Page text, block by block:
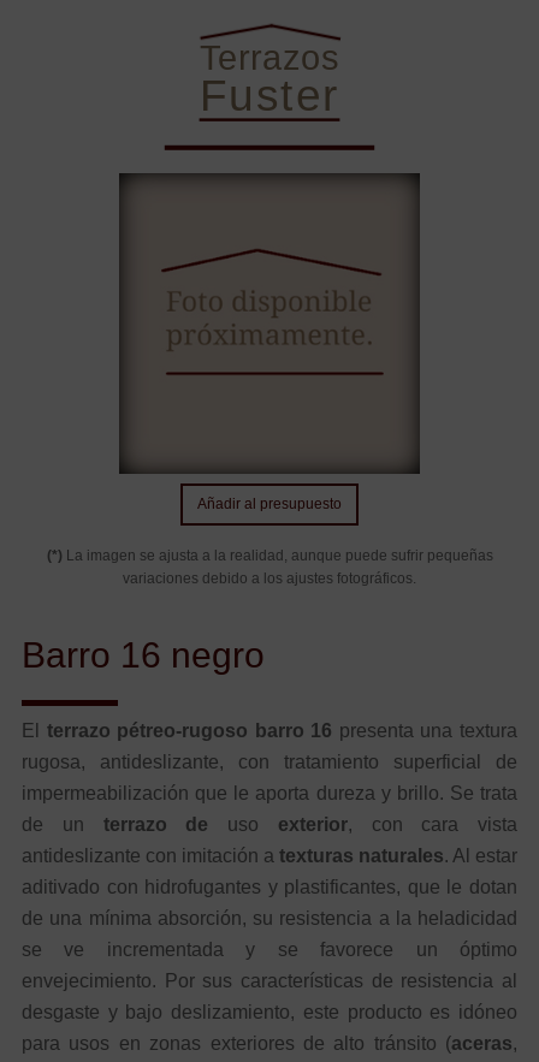
Terrazos
Fuster
Añadir al presupuesto
(*) La imagen se ajusta a la realidad, aunque puede sufrir pequeñas
variaciones debido a los ajustes fotográficos.
Barro 16 negro
El terrazo pétreo-rugoso barro 16 presenta una textura
rugosa, antideslizante, con tratamiento superficial de
impermeabilización que le aporta dureza y brillo. Se trata
de un terrazo de uso exterior, con cara vista
antideslizante con imitación a texturas naturales. Al estar
aditivado con hidrofugantes y plastificantes, que le dotan
de una mínima absorción, su resistencia a la heladicidad
se ve incrementada y se favorece un óptimo
envejecimiento. Por sus características de resistencia al
desgaste y bajo deslizamiento, este producto es idóneo
para usos en zonas exteriores de alto tránsito (aceras,